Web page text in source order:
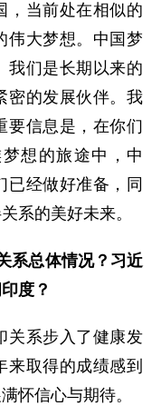
，当前处在相似的
伟大梦想。中国梦
我们是长期以来的
密的发展伙伴。我
要信息是，在你们
想的旅途中，中
已经做好准备，同
系的美好未来。
系总体情况？习近
度？
系步入了健康发
来取得的成绩感到
怀信心与期待。